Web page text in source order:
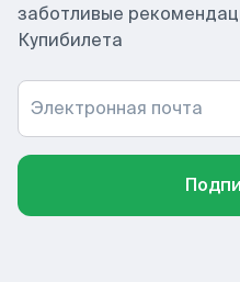
заботливые
Купибилета
Электронная почта